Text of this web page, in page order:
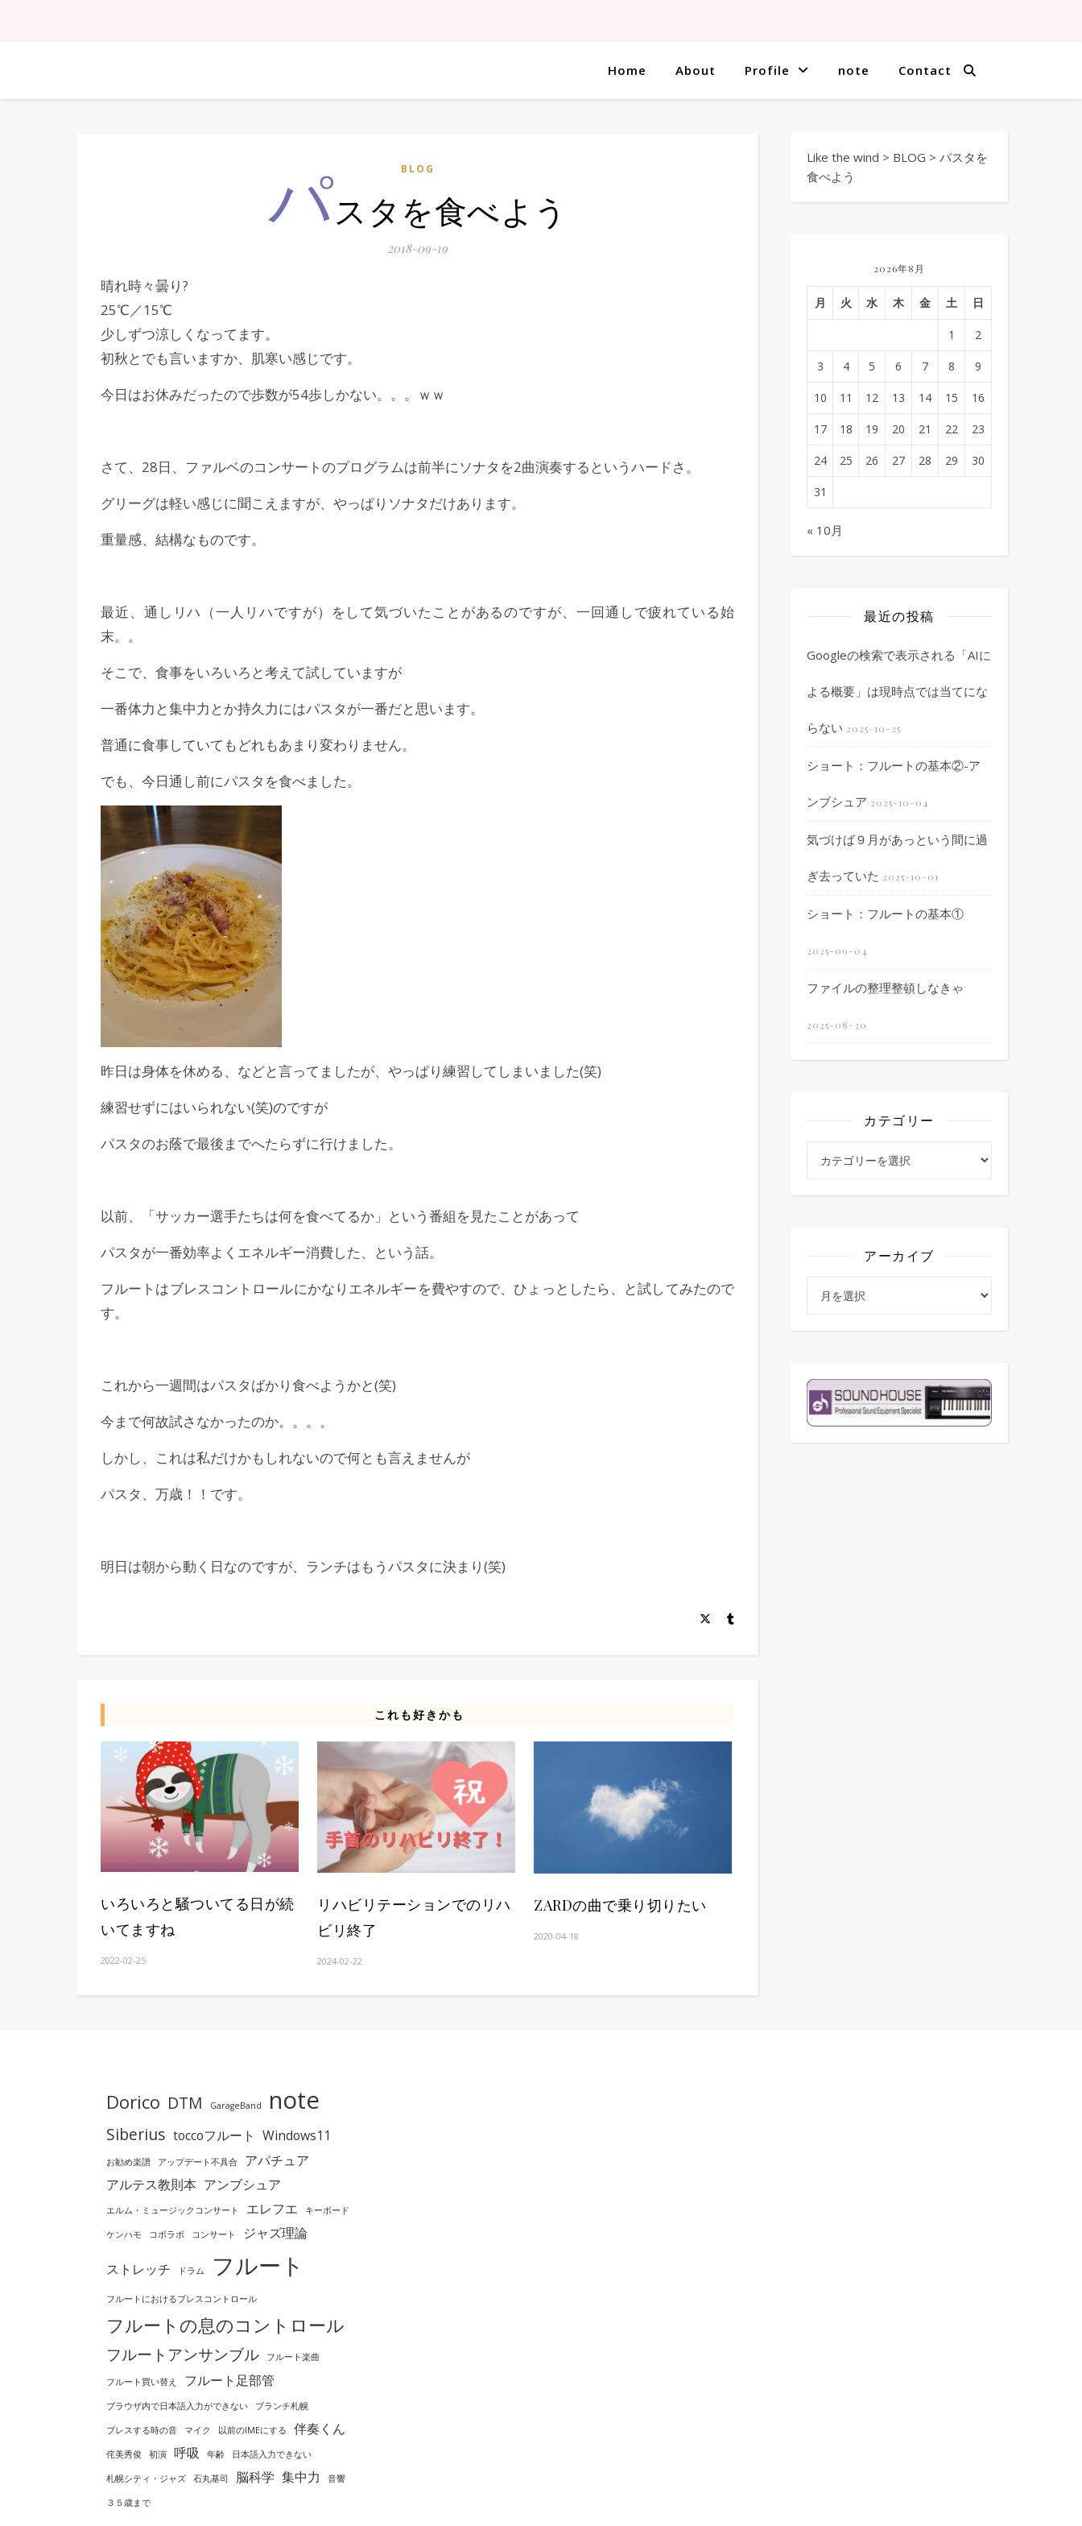
Home About Profile note Contact
BLOG
パスタを食べよう
2018-09-19
晴れ時々曇り?
25℃／15℃
少しずつ涼しくなってます。
初秋とでも言いますか、肌寒い感じです。
今日はお休みだったので歩数が54歩しかない。。。ｗｗ
さて、28日、ファルベのコンサートのプログラムは前半にソナタを2曲演奏するというハードさ。
グリーグは軽い感じに聞こえますが、やっぱりソナタだけあります。
重量感、結構なものです。
最近、通しリハ（一人リハですが）をして気づいたことがあるのですが、一回通しで疲れている始
末。。
そこで、食事をいろいろと考えて試していますが
一番体力と集中力とか持久力にはパスタが一番だと思います。
普通に食事していてもどれもあまり変わりません。
でも、今日通し前にパスタを食べました。
昨日は身体を休める、などと言ってましたが、やっぱり練習してしまいました(笑)
練習せずにはいられない(笑)のですが
パスタのお蔭で最後までへたらずに行けました。
以前、「サッカー選手たちは何を食べてるか」という番組を見たことがあって
パスタが一番効率よくエネルギー消費した、という話。
フルートはブレスコントロールにかなりエネルギーを費やすので、ひょっとしたら、と試してみたので
す。
これから一週間はパスタばかり食べようかと(笑)
今まで何故試さなかったのか。。。。
しかし、これは私だけかもしれないので何とも言えませんが
パスタ、万歳！！です。
明日は朝から動く日なのですが、ランチはもうパスタに決まり(笑)
これも好きかも
いろいろと騒ついてる日が続
いてますね
2022-02-25
リハビリテーションでのリハ
ビリ終了
2024-02-22
ZARDの曲で乗り切りたい
2020-04-18
Like the wind > BLOG > パスタを
食べよう
2026年8月
月 火 水 木 金 土 日
1 2
3 4 5 6 7 8 9
10 11 12 13 14 15 16
17 18 19 20 21 22 23
24 25 26 27 28 29 30
31
« 10月
最近の投稿
Googleの検索で表示される「AIに
よる概要」は現時点では当てにな
らない 2025-10-25
ショート：フルートの基本②-ア
ンブシュア 2025-10-04
気づけば９月があっという間に過
ぎ去っていた 2025-10-01
ショート：フルートの基本①
2025-09-04
ファイルの整理整頓しなきゃ
2025-08-30
カテゴリー
アーカイブ
Dorico DTM GarageBand note
Siberius toccoフルート Windows11
お勧め楽譜 アップデート不具合
アパチュア
アルテス教則本 アンブシュア
エルム・ミュージックコンサート エレフエ キーボード
ケンハモ コボラボ コンサート ジャズ理論
ストレッチ ドラム フルート
フルートにおけるブレスコントロール
フルートの息のコントロール
フルートアンサンブル フルート楽曲
フルート買い替え フルート足部管
ブラウザ内で日本語入力ができない ブランチ札幌
ブレスする時の音 マイク 以前のIMEにする 伴奏くん
侘美秀俊 初演 呼吸 年齢 日本語入力できない
札幌シティ・ジャズ 石丸基司 脳科学 集中力 音響
３５歳まで